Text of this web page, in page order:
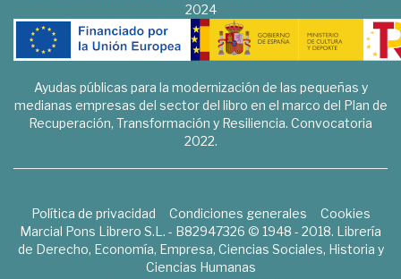
2024
Ayudas públicas para la modernización de las pequeñas y
medianas empresas del sector del libro en el marco del Plan de
Recuperación, Transformación y Resiliencia. Convocatoria
2022.
Política de privacidad Condiciones generales
Cookies
Marcial Pons Librero S.L. - B82947326 © 1948 - 2018. Librería
de Derecho, Economía, Empresa, Ciencias Sociales, Historia y
Ciencias Humanas